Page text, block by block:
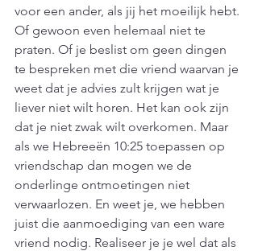
voor een ander, als jij het moeilijk hebt.
Of gewoon even helemaal niet te
praten. Of je beslist om geen dingen
te bespreken met die vriend waarvan je
weet dat je advies zult krijgen wat je
liever niet wilt horen. Het kan ook zijn
dat je niet zwak wilt overkomen. Maar
als we Hebreeën 10:25 toepassen op
vriendschap dan mogen we de
onderlinge ontmoetingen niet
verwaarlozen. En weet je, we hebben
juist die aanmoediging van een ware
vriend nodig. Realiseer je je wel dat als